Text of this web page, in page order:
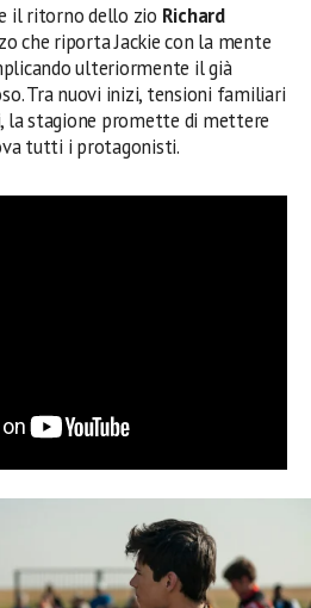
il ritorno dello zio Richard
che riporta Jackie con la mente
ulteriormente il già
Tra nuovi inizi, tensioni familiari
la stagione promette di mettere
tutti i protagonisti.